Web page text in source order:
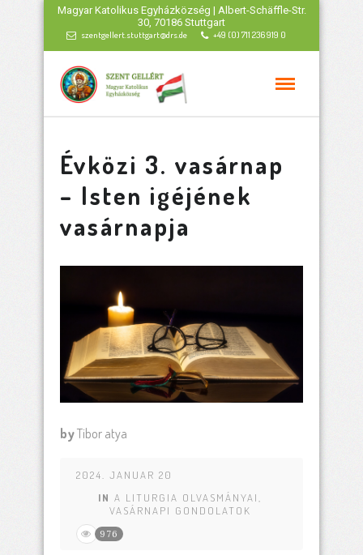
Magyar Katolikus Egyházközség | Albert-Schäffle-Str.
30, 70186 Stuttgart
szentgellert.stuttgart@drs.de +49 (0) 711 236 919 0
Évközi 3. vasárnap
– Isten igéjének
vasárnapja
byTibor atya
2024. JANUAR 20
IN A LITURGIA OLVASMÁNYAI,
VASÁRNAPI GONDOLATOK
976